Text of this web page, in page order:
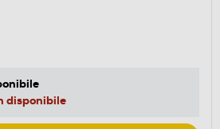
disponibile